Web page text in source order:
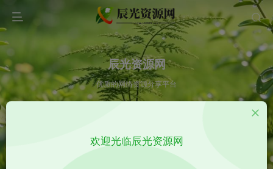
辰光资源网
优质的网络资源分享平台
欢迎光临辰光资源网